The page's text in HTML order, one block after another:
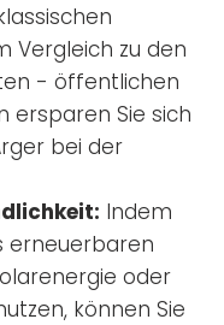
Vergleich zu den
- öffentlichen
ersparen Sie sich
bei der
Indem
erneuerbaren
oder
können Sie